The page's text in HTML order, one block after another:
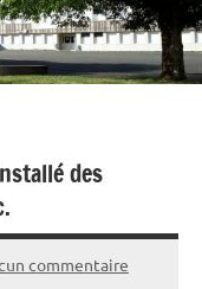
des
commentaire